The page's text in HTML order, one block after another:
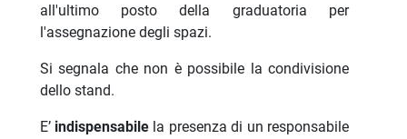
all'ultimo posto della graduatoria per
l'assegnazione degli spazi.
Si segnala che non è possibile la condivisione
dello stand.
E’ indispensabile la presenza di un responsabile